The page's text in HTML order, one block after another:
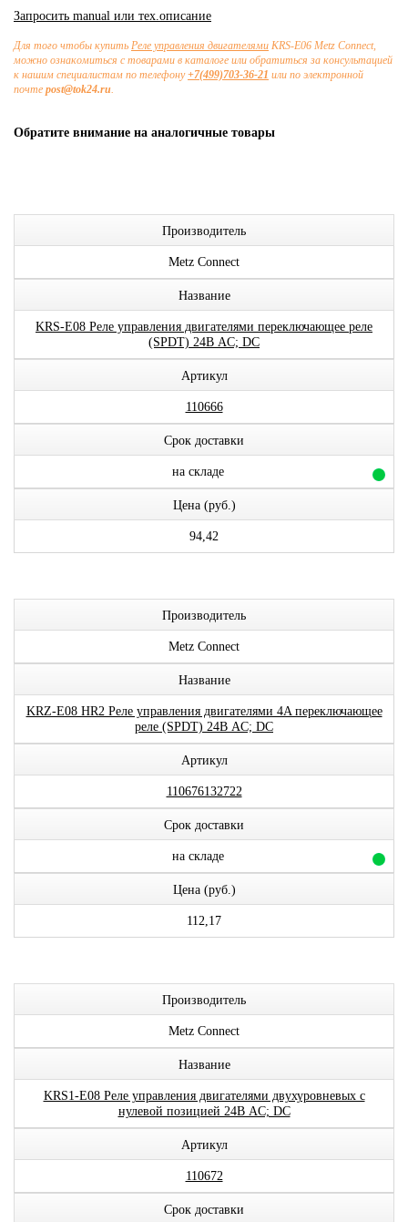
Запросить manual или тех.описание
Для того чтобы купить Реле управления двигателями KRS-E06 Metz Connect,
можно ознакомиться с товарами в каталоге или обратиться за консультацией
к нашим специалистам по телефону+7(499)703-36-21 или по электронной
почте post@tok24.ru.
Обратите внимание на аналогичные товары
Производитель
Metz Connect
Название
KRS-E08 Реле управления двигателями переключающее реле
(SPDT) 24В AC; DC
Артикул
110666
Срок доставки
на складе
Цена (руб.)
94,42
Производитель
Metz Connect
Название
KRZ-E08 HR2 Реле управления двигателями 4A переключающее
реле (SPDT) 24В AC; DC
Артикул
110676132722
Срок доставки
на складе
Цена (руб.)
112,17
Производитель
Metz Connect
Название
KRS1-E08 Реле управления двигателями двухуровневых с
нулевой позицией 24В AC; DC
Артикул
110672
Срок доставки